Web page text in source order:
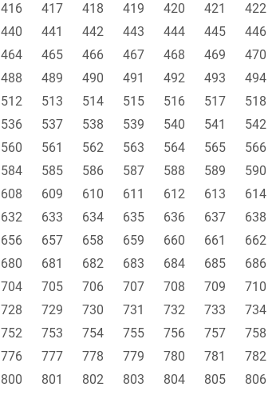
416 417 418 419 420 421 422
440 441 442 443 444 445 446
464 465 466 467 468 469 470
488 489 490 491 492 493 494
512 513 514 515 516 517 518
536 537 538 539 540 541 542
560 561 562 563 564 565 566
584 585 586 587 588 589 590
608 609 610 611 612 613 614
632 633 634 635 636 637 638
656 657 658 659 660 661 662
680 681 682 683 684 685 686
704 705 706 707 708 709 710
728 729 730 731 732 733 734
752 753 754 755 756 757 758
776 777 778 779 780 781 782
800 801 802 803 804 805 806